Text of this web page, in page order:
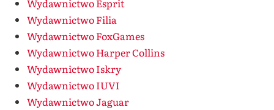
Wydawnictwo Esprit
Wydawnictwo Filia
Wydawnictwo FoxGames
Wydawnictwo Harper Collins
Wydawnictwo Iskry
Wydawnictwo IUVI
Wydawnictwo Jaguar